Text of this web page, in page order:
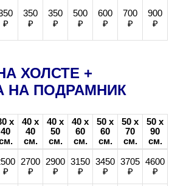
₽
350
₽
350
₽
500
₽
600
₽
700
₽
900
₽
ХОЛСТЕ +
НА ПОДРАМНИК
х
40
40 х
40
см.
40 х
50
см.
40 х
60
см.
50 х
60
см.
50 х
70
см.
50 х
90
см.
₽
2700
₽
2900
₽
3150
₽
3450
₽
3705
₽
4600
₽